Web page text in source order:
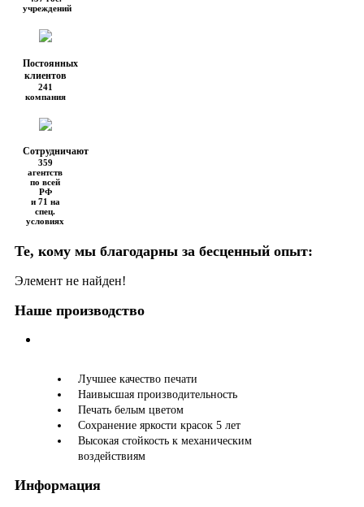
учреждений
Постоянных
клиентов
241
компания
Сотрудничают
359
агентств
по всей
РФ
и 71 на
спец.
условиях
Те, кому мы благодарны за бесценный опыт:
Элемент не найден!
Наше производство
Лучшее качество печати
Наивысшая производительность
Печать белым цветом
Сохранение яркости красок 5 лет
Высокая стойкость к механическим
воздействиям
Информация